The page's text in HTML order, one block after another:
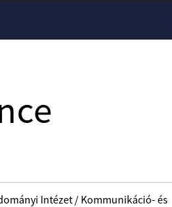
Intézet / Kommunikáció- és